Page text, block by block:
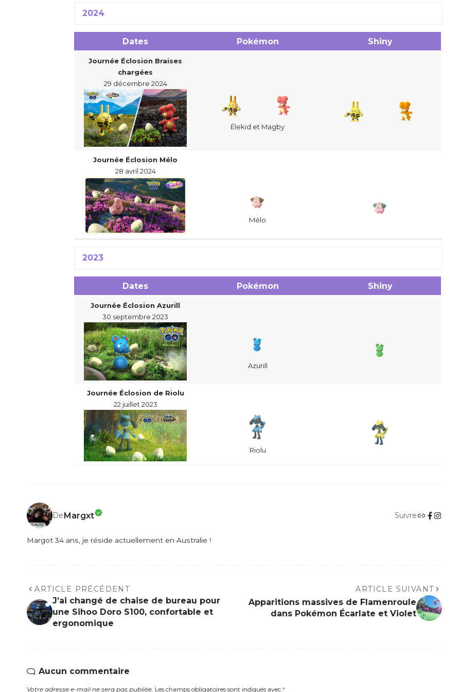
2024
Dates Pokémon Shiny
Journée Éclosion Braises
chargées
29 décembre 2024
Élekid et Magby
Journée Éclosion Mélo
28 avril 2024
Mélo
2023
Dates Pokémon Shiny
Journée Éclosion Azurill
30 septembre 2023
Azurill
Journée Éclosion de Riolu
22 juillet 2023
Riolu
DeMargxt Suivre
Margot 34 ans, je réside actuellement en Australie !
ARTICLE PRÉCÉDENT
J’ai changé de chaise de bureau pour
une Sihoo Doro S100, confortable et
ergonomique
ARTICLE SUIVANT
Apparitions massives de Flamenroule
dans Pokémon Écarlate et Violet
Aucun commentaire
Votre adresse e-mail ne sera pas publiée. Les champs obligatoires sont indiqués avec *